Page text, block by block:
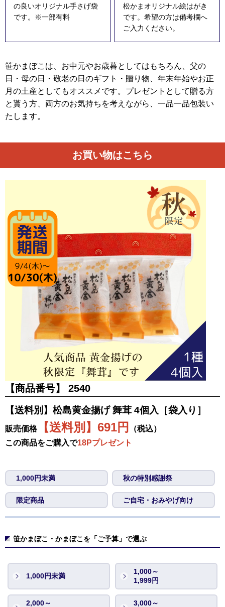
の良いオリジナル手さげ袋
です。※一部有料
松かまオリジナル絵はがき
です。希望の方は備考欄へ
ご入力ください。
笹かまぼこは、お中元やお歳暮としてはもちろん、父の
日・母の日・敬老の日のギフト・贈り物、年末年始やお正
月の土産としてもオススメです。プレゼントとして贈る方
と貰う方、両方のお気持ちを考えながら、一品一品包装い
たします。
お買い物はこちら
【商品番号】 2540
【送料別】松島黄金揚げ 舞茸 4個入［袋入り］
販売価格【送料別】691円
（税込）
この商品をご購入で18Pプレゼント
1,000円未満 秋の特別感謝祭
限定商品 ご自宅・おみやげ向け
笹かまぼこ・かまぼこを「ご予算」で選ぶ
1,000円未満
1,000～
1,999円
2,000～
3,000～